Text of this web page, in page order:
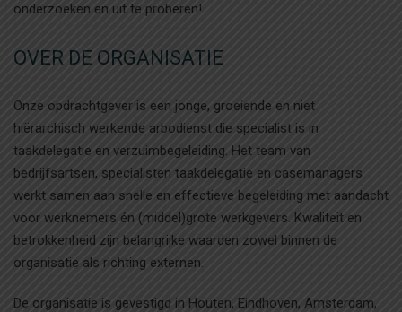
onderzoeken en uit te proberen!
OVER DE ORGANISATIE
Onze opdrachtgever is een jonge, groeiende en niet
hiërarchisch werkende arbodienst die specialist is in
taakdelegatie en verzuimbegeleiding. Het team van
bedrijfsartsen, specialisten taakdelegatie en casemanagers
werkt samen aan snelle en effectieve begeleiding met aandacht
voor werknemers én (middel)grote werkgevers. Kwaliteit en
betrokkenheid zijn belangrijke waarden zowel binnen de
organisatie als richting externen.
De organisatie is gevestigd in Houten, Eindhoven, Amsterdam,